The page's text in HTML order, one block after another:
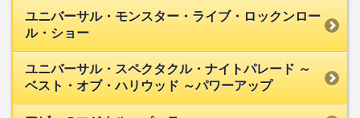
ユニバーサル・モンスター・ライブ・ロックンロー
ル・ショー
ユニバーサル・スペクタクル・ナイトパレード ～
ベスト・オブ・ハリウッド ～パワーアップ